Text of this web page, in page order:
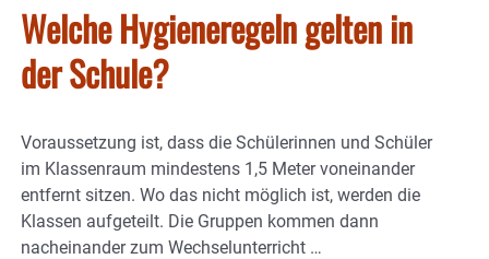
Welche Hygieneregeln gelten in
der Schule?
Voraussetzung ist, dass die Schülerinnen und Schüler
im Klassenraum mindestens 1,5 Meter voneinander
entfernt sitzen. Wo das nicht möglich ist, werden die
Klassen aufgeteilt. Die Gruppen kommen dann
nacheinander zum Wechselunterricht …